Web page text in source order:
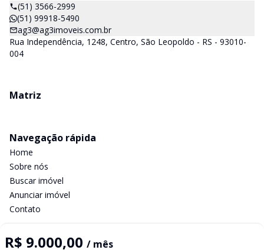
R$ 9.000,00 / mês
(51) 3566-2999
(51) 99918-5490
ag3@ag3imoveis.com.br
Rua Independência, 1248, Centro, São Leopoldo - RS - 93010-
004
Matriz
Navegação rápida
Home
Sobre nós
Buscar imóvel
Anunciar imóvel
Contato